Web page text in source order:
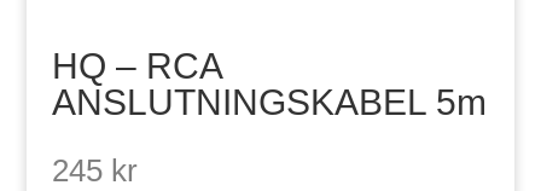
HQ – RCA
ANSLUTNINGSKABEL 5m
245 kr